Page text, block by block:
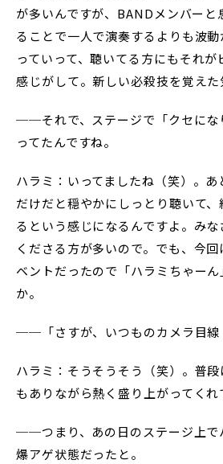
が多いんですが、BANDメンバーと
ることで一人で演奏するよりも波
っていって、聴いてる方にもそれ
感じがして。新しい必殺技を覚えた
──それで、ステージで「クセにな
ってたんですね。
ハラミ：いってましたね（笑）。あ
だけだと穏やかにしっとり聴いて
るという感じになるんですよ。み
くださる方が多いので。でも、今
ベントだったので「ハラミちゃー
か。
──「さすが、いつものカメラ目線
ハラミ：そうそうそう（笑）。普
もありながら熱く盛り上がってくれ
──つまり、あの日のステージ上で
爆アゲ状態だったと。